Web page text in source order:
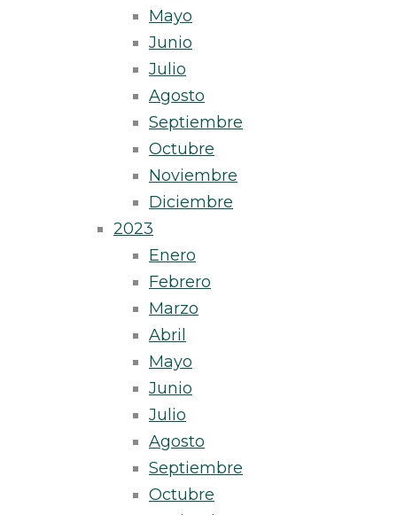
Mayo
Junio
Julio
Agosto
Septiembre
Octubre
Noviembre
Diciembre
2023
Enero
Febrero
Marzo
Abril
Mayo
Junio
Julio
Agosto
Septiembre
Octubre